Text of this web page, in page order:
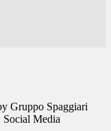
Gruppo Spaggiari
Media